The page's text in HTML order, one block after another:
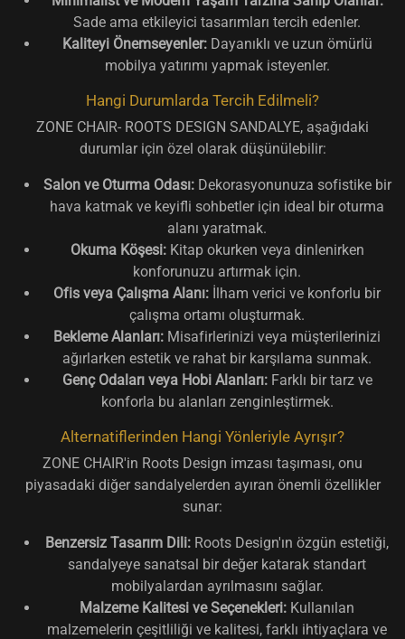
Sade ama etkileyici tasarımları tercih edenler.
Kaliteyi Önemseyenler:Dayanıklı ve uzun ömürlü
mobilya yatırımı yapmak isteyenler.
Hangi Durumlarda Tercih Edilmeli?
ZONE CHAIR- ROOTS DESIGN SANDALYE, aşağıdaki
durumlar için özel olarak düşünülebilir:
Salon ve Oturma Odası:Dekorasyonunuza sofistike bir
hava katmak ve keyifli sohbetler için ideal bir oturma
alanı yaratmak.
Okuma Köşesi:Kitap okurken veya dinlenirken
konforunuzu artırmak için.
Ofis veya Çalışma Alanı: İlham verici ve konforlu bir
çalışma ortamı oluşturmak.
Bekleme Alanları: Misafirlerinizi veya müşterilerinizi
ağırlarken estetik ve rahat bir karşılama sunmak.
Genç Odaları veya Hobi Alanları:Farklı bir tarz ve
konforla bu alanları zenginleştirmek.
Alternatiflerinden Hangi Yönleriyle Ayrışır?
ZONE CHAIR'in Roots Design imzası taşıması, onu
piyasadaki diğer sandalyelerden ayıran önemli özellikler
sunar:
Benzersiz Tasarım Dili: Roots Design'ın özgün estetiği,
sandalyeye sanatsal bir değer katarak standart
mobilyalardan ayrılmasını sağlar.
Malzeme Kalitesi ve Seçenekleri: Kullanılan
malzemelerin çeşitliliği ve kalitesi, farklı ihtiyaçlara ve